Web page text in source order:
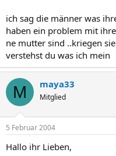
ich sag die männer was
haben ein problem mit
ne mutter sind ..kriegen
verstehst du was ich mein
M maya33
Mitglied
5 Februar 2004
Hallo ihr Lieben,